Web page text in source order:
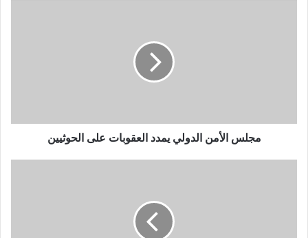
مجلس الأمن الدولي يمدد العقوبات على الحوثيين